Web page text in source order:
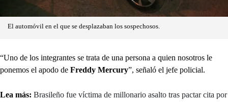
El automóvil en el que se desplazaban los sospechosos.
“Uno de los integrantes se trata de una persona a quien nosotros le
ponemos el apodo de Freddy Mercury”, señaló el jefe policial.
Lea más: Brasileño fue víctima de millonario asalto tras pactar cita por